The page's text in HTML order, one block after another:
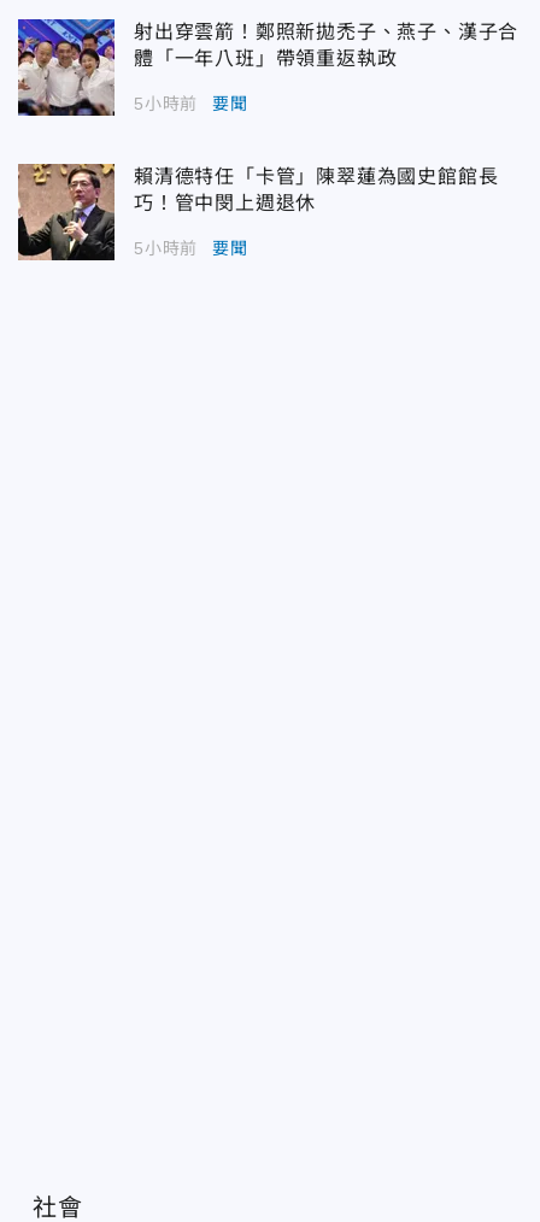
射出穿雲箭！鄭照新拋禿子、燕子、漢子合
體「一年八班」帶領重返執政
5小時前 要聞
賴清德特任「卡管」陳翠蓮為國史館館長
巧！管中閔上週退休
5小時前 要聞
社會